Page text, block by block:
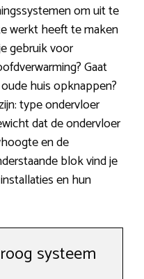
om uit te
werkt heeft te maken
gebruik voor
Gaat
huis opknappen?
type ondervloer
dat de ondervloer
en de
blok vind je
en hun
systeem